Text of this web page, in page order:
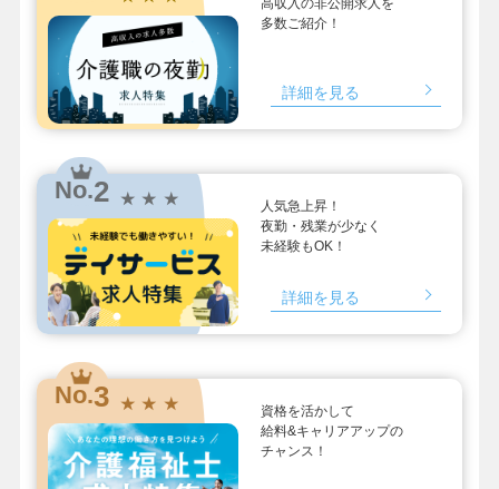
高収入の非公開求人を
多数ご紹介！
詳細を見る
No.2 ★ ★ ★
人気急上昇！
夜勤・残業が少なく
未経験もOK！
詳細を見る
No.3 ★ ★ ★
資格を活かして
給料&キャリアアップの
チャンス！